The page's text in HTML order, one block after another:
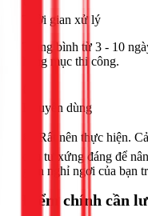
Thời gian xử lý
Trung bình từ 3 - 10
hạng mục thi công.
Khuyên dùng
🟢 Rất nên thực hiện.
đầu tư xứng đáng để
gian nghỉ ngơi của bạn
Điểm chính cần